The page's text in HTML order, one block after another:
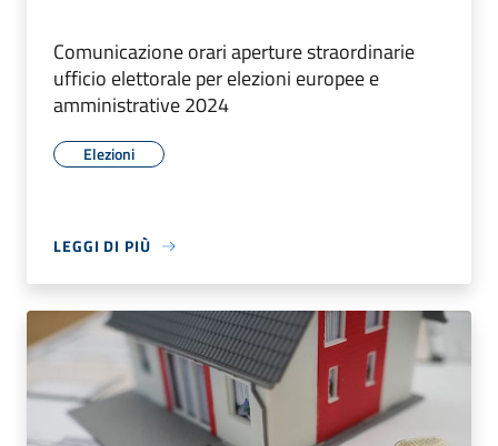
Comunicazione orari aperture straordinarie
ufficio elettorale per elezioni europee e
amministrative 2024
Elezioni
LEGGI DI PIÙ